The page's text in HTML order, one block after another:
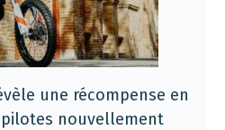
une récompense en
nouvellement